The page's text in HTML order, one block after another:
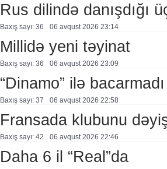
Rus dilində danışdığı
Baxış sayı: 36 06 avqust 2026 23:14
Millidə yeni təyinat
Baxış sayı: 36 06 avqust 2026 23:09
“Dinamo” ilə bacarmadı
Baxış sayı: 37 06 avqust 2026 22:58
Fransada klubunu
Baxış sayı: 42 06 avqust 2026 22:46
Daha 6 il “Real”da